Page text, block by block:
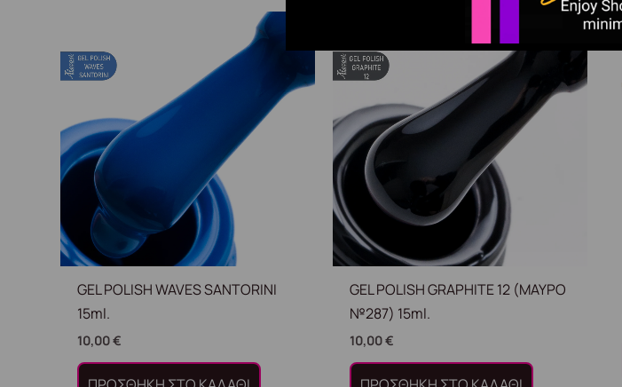
GEL POLISH WAVES SANTORINI
15ml.
10,00€
GEL POLISH GRAPHITE 12 (ΜΑΥΡΟ
№287) 15ml.
10,00€